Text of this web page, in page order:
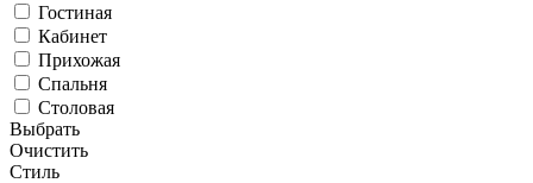
Гостиная
Кабинет
Прихожая
Спальня
Столовая
Выбрать
Очистить
Стиль